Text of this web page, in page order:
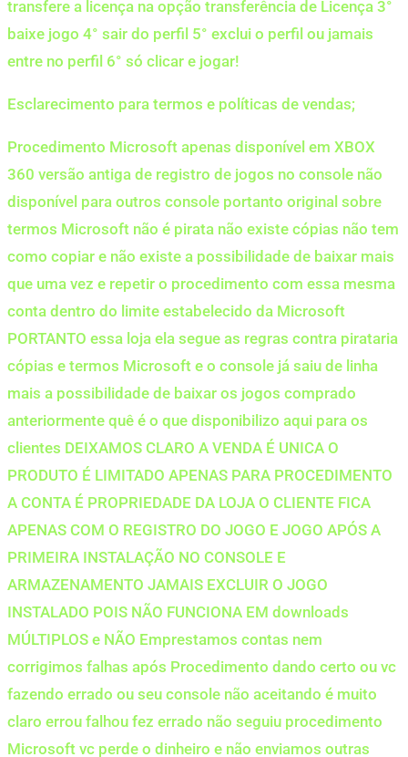
transfere a licença na opção transferência de Licença 3°
baixe jogo 4° sair do perfil 5° exclui o perfil ou jamais
entre no perfil 6° só clicar e jogar!
Esclarecimento para termos e políticas de vendas;
Procedimento Microsoft apenas disponível em XBOX
360 versão antiga de registro de jogos no console não
disponível para outros console portanto original sobre
termos Microsoft não é pirata não existe cópias não tem
como copiar e não existe a possibilidade de baixar mais
que uma vez e repetir o procedimento com essa mesma
conta dentro do limite estabelecido da Microsoft
PORTANTO essa loja ela segue as regras contra pirataria
cópias e termos Microsoft e o console já saiu de linha
mais a possibilidade de baixar os jogos comprado
anteriormente quê é o que disponibilizo aqui para os
clientes DEIXAMOS CLARO A VENDA É UNICA O
PRODUTO É LIMITADO APENAS PARA PROCEDIMENTO
A CONTA É PROPRIEDADE DA LOJA O CLIENTE FICA
APENAS COM O REGISTRO DO JOGO E JOGO APÓS A
PRIMEIRA INSTALAÇÃO NO CONSOLE E
ARMAZENAMENTO JAMAIS EXCLUIR O JOGO
INSTALADO POIS NÃO FUNCIONA EM downloads
MÚLTIPLOS e NÃO Emprestamos contas nem
corrigimos falhas após Procedimento dando certo ou vc
fazendo errado ou seu console não aceitando é muito
claro errou falhou fez errado não seguiu procedimento
Microsoft vc perde o dinheiro e não enviamos outras